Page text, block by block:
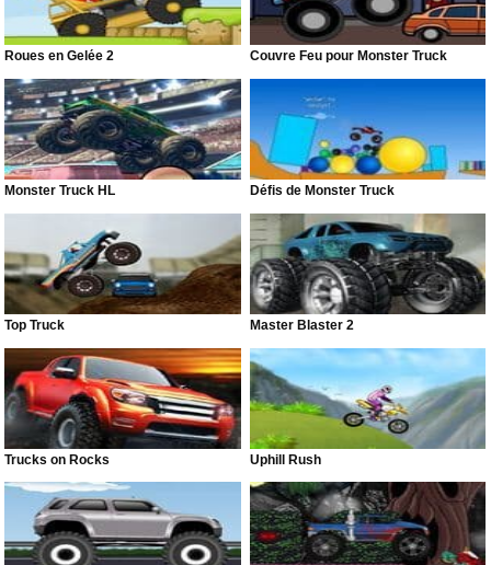
Roues en Gelée 2 Couvre Feu pour Monster Truck
Monster Truck HL Défis de Monster Truck
Top Truck Master Blaster 2
Trucks on Rocks Uphill Rush